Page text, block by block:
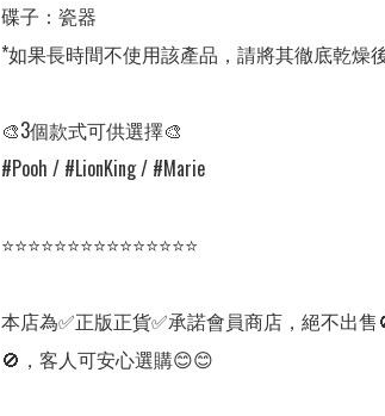
碟子：瓷器
*如果長時間不使用該產品，請將其徹底乾燥
🎨3個款式可供選擇🎨
#Pooh / #LionKing / #Marie
⭐⭐⭐⭐⭐⭐⭐⭐⭐⭐⭐⭐⭐⭐⭐
本店為✅正版正貨✅承諾會員商店，絕不出
🚫，客人可安心選購😊😊